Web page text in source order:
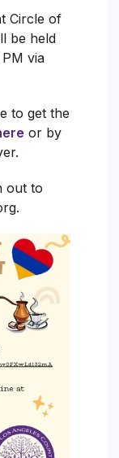
Circle of
be held
via
to get the
or by
out to